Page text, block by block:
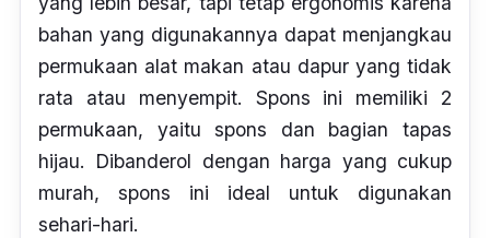
bahan yang digunakannya dapat menjangkau
permukaan alat makan atau dapur yang tidak
rata atau menyempit. Spons ini memiliki 2
permukaan, yaituspons dan bagian tapas
hijau. Dibanderol dengan harga yang cukup
murah, spons ini ideal untuk digunakan
sehari-hari.